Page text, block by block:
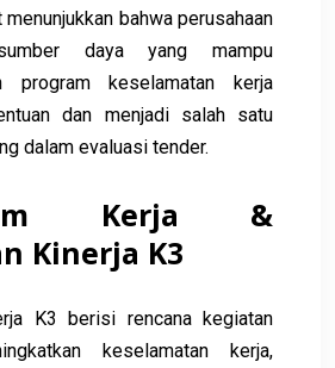
bahwa perusahaan
daya yang mampu
program keselamatan kerja
dan menjadi salah satu
dalam evaluasi tender.
Kerja &
Kinerja K3
K3 berisi rencana kegiatan
keselamatan kerja,